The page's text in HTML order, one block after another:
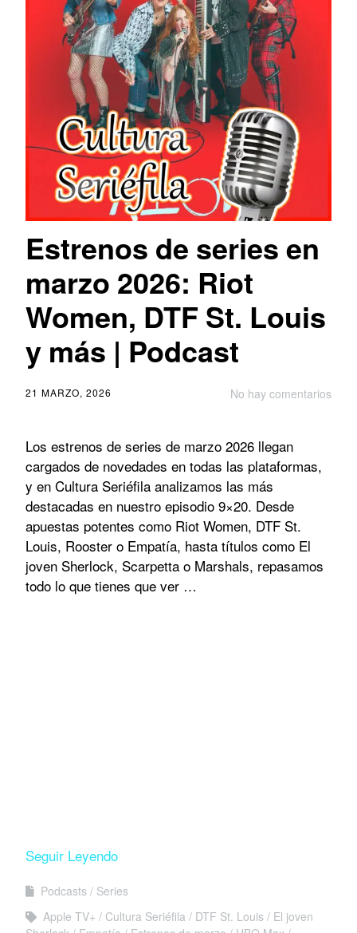
Estrenos de series en
marzo 2026: Riot
Women, DTF St. Louis
y más | Podcast
No hay comentarios
21 MARZO, 2026
Los estrenos de series de marzo 2026 llegan
cargados de novedades en todas las plataformas,
y en Cultura Seriéfila analizamos las más
destacadas en nuestro episodio 9×20. Desde
apuestas potentes como Riot Women, DTF St.
Louis, Rooster o Empatía, hasta títulos como El
joven Sherlock, Scarpetta o Marshals, repasamos
todo lo que tienes que ver …
Seguir Leyendo
Podcasts
Series
Apple TV+
Cultura Seriéfila DTF St. Louis
El joven